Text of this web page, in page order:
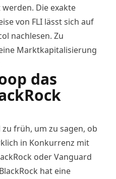
Die exakte
von FLI lässt sich auf
nachlesen. Zu
Marktkapitalisierung
das
früh, um zu sagen, ob
in Konkurrenz mit
oder Vanguard
hat eine